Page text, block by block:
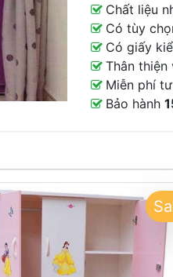
Chất liệu
Có tùy
Có giấy
Thân
Miễn phí
Bảo hành